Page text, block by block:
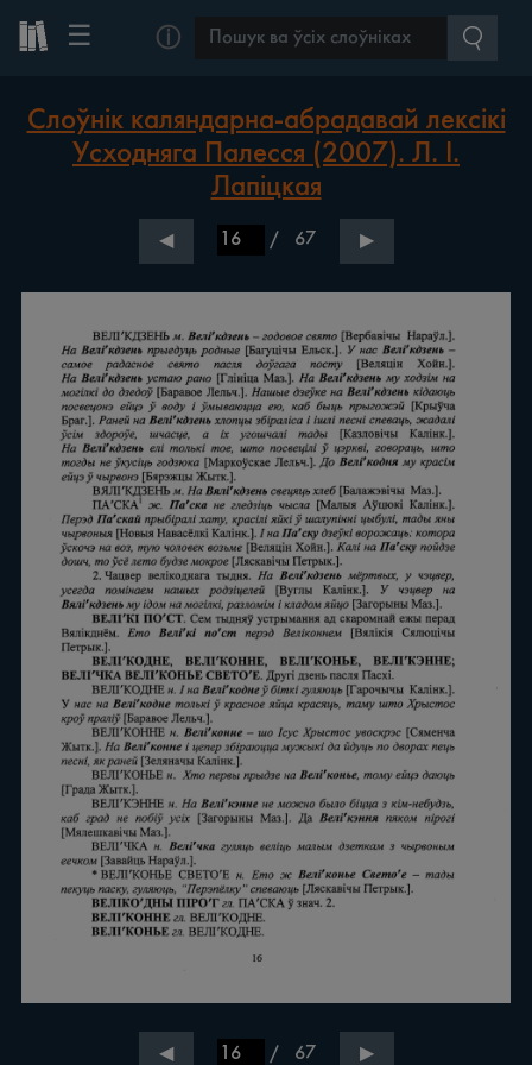
☰ ⓘ
Слоўнік каляндарна-абрадавай лексікі
Усходняга Палесся (2007). Л. І.
Лапіцкая
◀ / 67 ▶
◀ / 67 ▶